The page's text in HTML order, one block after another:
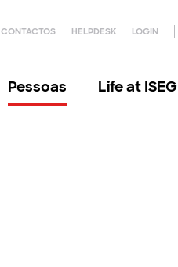
CONTACTOS HELPDESK LOGIN
Pessoas Life at ISEG